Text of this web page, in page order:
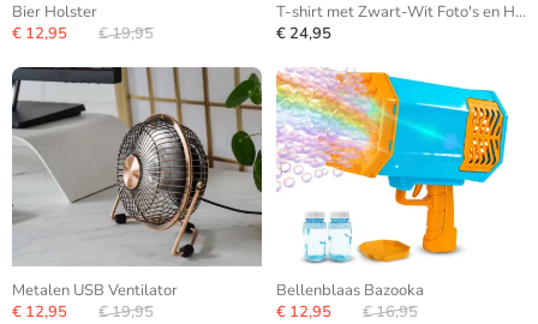
Bier Holster
€ 12,95
€ 19,95
T-shirt met Zwart-Wit Foto's en Herhalende Tekst
€ 24,95
Metalen USB Ventilator
€ 12,95
€ 19,95
Bellenblaas Bazooka
€ 12,95
€ 16,95